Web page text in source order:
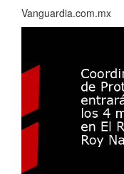
Vanguardia.com.mx